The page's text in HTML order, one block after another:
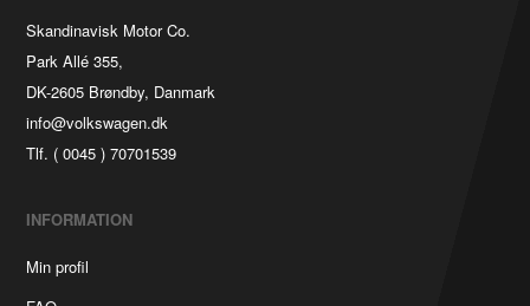
Skandinavisk Motor Co.
Park Allé 355,
DK-2605 Brøndby, Danmark
info@volkswagen.dk
Tlf. ( 0045 ) 70701539
INFORMATION
Min profil